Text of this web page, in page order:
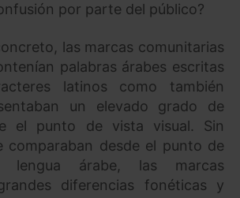
por parte del público?
las marcas comunitarias
palabras árabes escritas
latinos como también
un elevado grado de
el punto de vista visual. Sin
comparaban desde el punto de
árabe, las marcas
diferencias fonéticas y